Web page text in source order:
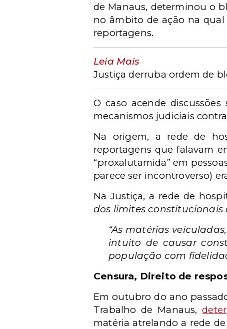
de Manaus, determinou o
no âmbito de ação na qual
reportagens.
Leia Mais
Justiça derruba ordem de
O caso acende
mecanismos judiciais
Na origem, a rede de
reportagens que falavam
“proxalutamida” em
parece ser incontroverso)
Na Justiça, a rede de
dos limites constitucionais
“As matérias
intuito de causar
população com
Censura, Direito de
Em outubro do ano
Trabalho de Manaus,
matéria atrelando a rede